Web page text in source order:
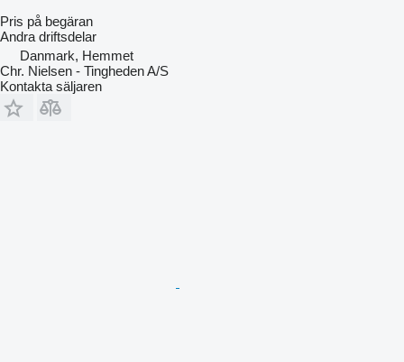
Pris på begäran
Andra driftsdelar
Danmark, Hemmet
Chr. Nielsen - Tingheden A/S
Kontakta säljaren